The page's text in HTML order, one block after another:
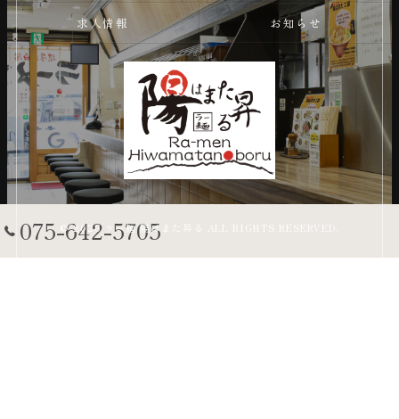
075-642-5705
求人情報 お知らせ
© 2026 ラー麺 陽はまた昇る ALL RIGHTS RESERVED.